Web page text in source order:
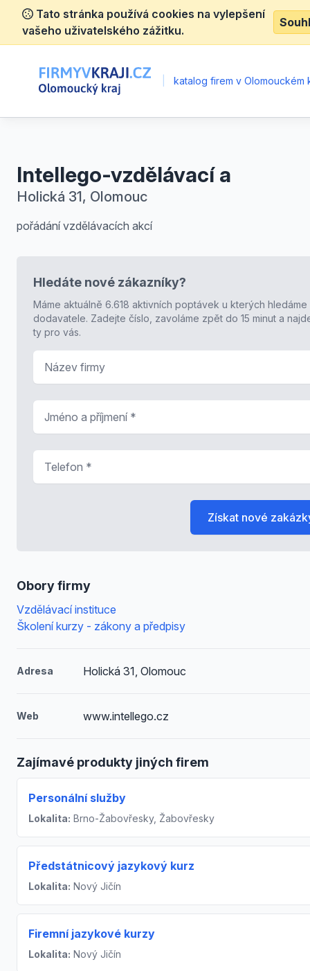
Tato stránka používá cookies na vylepšení
vašeho uživatelského zážitku.
katalog firem v Olomouckém
Intellego-vzdělávací a
Holická 31, Olomouc
pořádání vzdělávacích akcí
Obory firmy
Vzdělávací instituce
Školení kurzy - zákony a předpisy
Adresa Holická 31, Olomouc
Web www.intellego.cz
Zajímavé produkty jiných firem
Personální služby
Lokalita: Brno-Žabovřesky, Žabovřesky
Předstátnicový jazykový kurz
Lokalita: Nový Jičín
Firemní jazykové kurzy
Lokalita: Nový Jičín
Hledáte nové zákazníky?
Máme aktuálně 6.618 aktivních poptávek u kterých hledáme
dodavatele. Zadejte číslo, zavoláme zpět do 15 minut a
ty pro vás.
Získat nové